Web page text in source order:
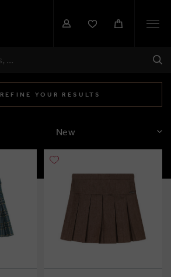
REFINE YOUR RESULTS
SORT